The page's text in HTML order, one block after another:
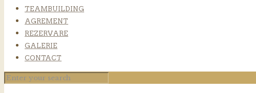
TEAMBUILDING
AGREMENT
REZERVARE
GALERIE
CONTACT